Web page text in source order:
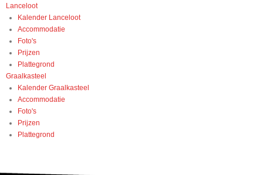
Lanceloot
Kalender Lanceloot
Accommodatie
Foto's
Prijzen
Plattegrond
Graalkasteel
Kalender Graalkasteel
Accommodatie
Foto's
Prijzen
Plattegrond